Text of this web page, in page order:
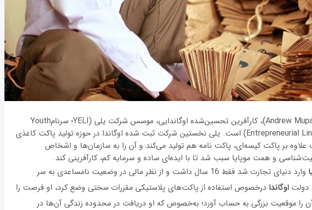
اندرو موپایا (Andrew Mupaya)، کارآفرین تحسین‌شده‌ اوگاندایی، موسس شرکت یلی (YELI؛ سرنامYouth
Entrepreneurial Link Investments) است. یلی نخستین شرکت ثبت شده اوگاندا در حوزه تولید پاکت کاغذی
بر پاکت‌ کیسه‌ای، پاکت نامه هم تولید می‌کند و آن را به سازمان‌ها و اشخاص
و همت موپایا سبب شد تا با ایده‌ای ساده و سرمایه کم، کارآفرینی کند.
وارد دنیای تجارت شد فقط 16 سال داشت و از نظر مالی در وضعیت نامساعدی به سر
دولت اوگاندا درخصوص استفاده از پاکت‌های پلاستیکی مقررات سختی وضع کرد، او فرصت را
را موقعیت بزرگی به حساب آورد؛ به‌خصوص که او دریافت در محدوده زندگی آن‌ها در